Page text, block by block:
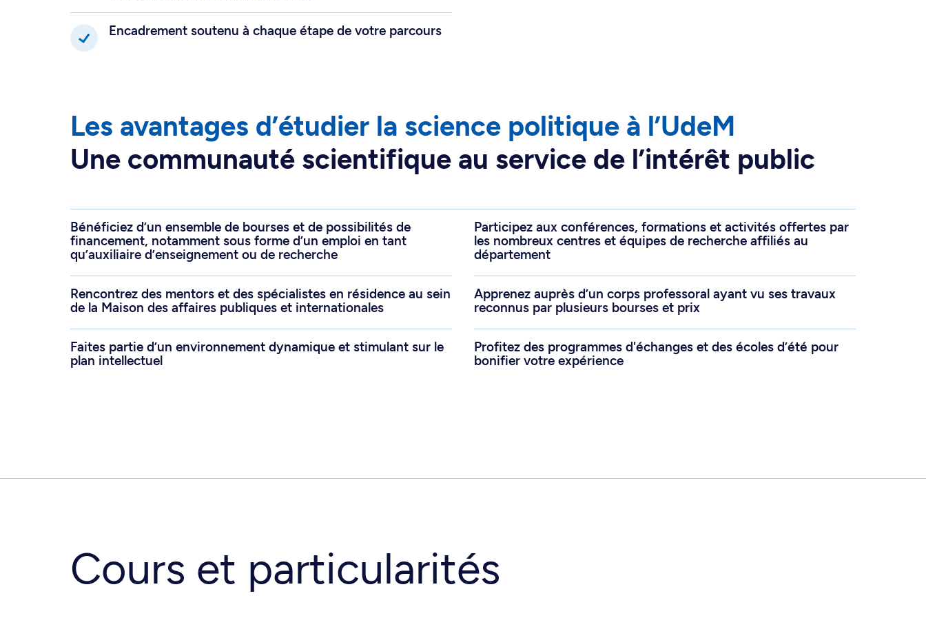
Encadrement soutenu à chaque étape de votre parcours
Les avantages d’étudier la science politique à l’UdeM
Une communauté scientifique au service de l’intérêt public
Bénéficiez d’un ensemble de bourses et de possibilités de
financement, notamment sous forme d’un emploi en tant
qu’auxiliaire d’enseignement ou de recherche
Participez aux conférences, formations et activités offertes par
les nombreux centres et équipes de recherche affiliés au
département
Rencontrez des mentors et des spécialistes en résidence au sein
de la Maison des affaires publiques et internationales
Apprenez auprès d’un corps professoral ayant vu ses travaux
reconnus par plusieurs bourses et prix
Faites partie d’un environnement dynamique et stimulant sur le
plan intellectuel
Profitez des programmes d'échanges et des écoles d’été pour
bonifier votre expérience
Cours et particularités